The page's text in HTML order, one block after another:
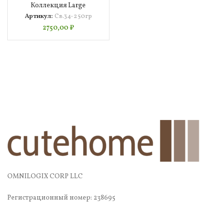
Коллекция Large
Артикул: Св.34-250гр
2750,00₽
OMNILOGIX CORP LLC
Регистрационный номер: 238695